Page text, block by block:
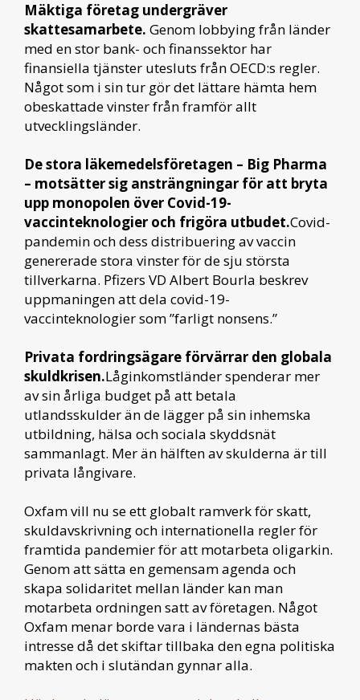
Mäktiga företag undergräver
skattesamarbete. Genom lobbying från länder
med en stor bank- och finanssektor har
finansiella tjänster utesluts från OECD:s regler.
Något som i sin tur gör det lättare hämta hem
obeskattade vinster från framför allt
utvecklingsländer.
De stora läkemedelsföretagen – Big Pharma
– motsätter sig ansträngningar för att bryta
upp monopolen över Covid-19-
vaccinteknologier och frigöra utbudet.Covid-
pandemin och dess distribuering av vaccin
genererade stora vinster för de sju största
tillverkarna. Pfizers VD Albert Bourla beskrev
uppmaningen att dela covid-19-
vaccinteknologier som ”farligt nonsens.”
Privata fordringsägare förvärrar den globala
skuldkrisen.Låginkomstländer spenderar mer
av sin årliga budget på att betala
utlandsskulder än de lägger på sin inhemska
utbildning, hälsa och sociala skyddsnät
sammanlagt. Mer än hälften av skulderna är till
privata långivare.
Oxfam vill nu se ett globalt ramverk för skatt,
skuldavskrivning och internationella regler för
framtida pandemier för att motarbeta oligarkin.
Genom att sätta en gemensam agenda och
skapa solidaritet mellan länder kan man
motarbeta ordningen satt av företagen. Något
Oxfam menar borde vara i ländernas bästa
intresse då det skiftar tillbaka den egna politiska
makten och i slutändan gynnar alla.